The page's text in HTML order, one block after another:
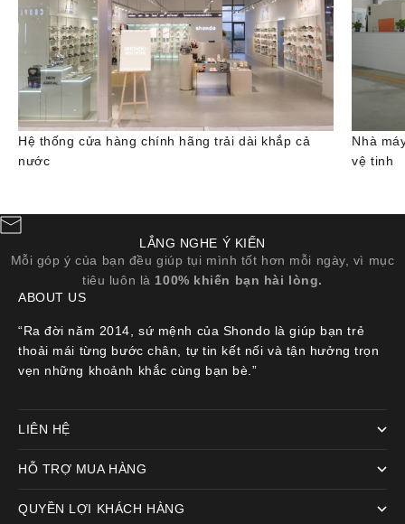
Hệ thống cửa hàng chính hãng trải dài khắp cả
nước
Nhà
vệ tinh
LẮNG NGHE Ý KIẾN
Mỗi góp ý của bạn đều giúp tụi mình tốt hơn mỗi ngày, vì mục
tiêu luôn là 100% khiến bạn hài lòng.
ABOUT US
“Ra đời năm 2014, sứ mệnh của Shondo là giúp bạn trẻ
thoải mái từng bước chân, tự tin kết nối và tận hưởng trọn
vẹn những khoảnh khắc cùng bạn bè.”
LIÊN HỆ
HỖ TRỢ MUA HÀNG
QUYỀN LỢI KHÁCH HÀNG